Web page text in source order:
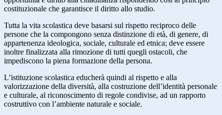
costituzionale che garantisce il diritto allo studio.
Tutta la vita scolastica deve basarsi sul rispetto reciproco delle
persone che la compongono senza distinzione di età, di genere, di
appartenenza ideologica, sociale, culturale ed etnica; deve essere
inoltre finalizzata alla rimozione di tutti quegli ostacoli, che
impediscono la piena formazione della persona.
L’istituzione scolastica educherà quindi al rispetto e alla
valorizzazione della diversità, alla costruzione dell’identità personale
e culturale, al riconoscimento di regole condivise, ad un rapporto
costruttivo con l’ambiente naturale e sociale.